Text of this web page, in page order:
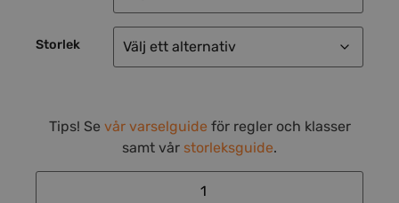
Storlek
Tips! Se vår varselguide för regler och klasser
samt vår storleksguide.